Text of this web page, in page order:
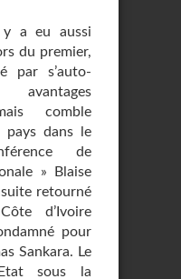
y a eu aussi
du premier,
par s’auto-
comble
pays dans le
de
» Blaise
retourné
d’Ivoire
pour
Sankara. Le
sous la